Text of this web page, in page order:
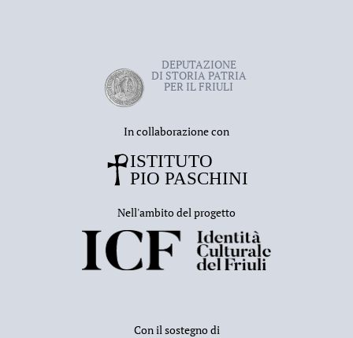
DEPUTAZIONE
DI STORIA PATRIA
PER IL FRIULI
In collaborazione con
Nell'ambito del progetto
Con il sostegno di